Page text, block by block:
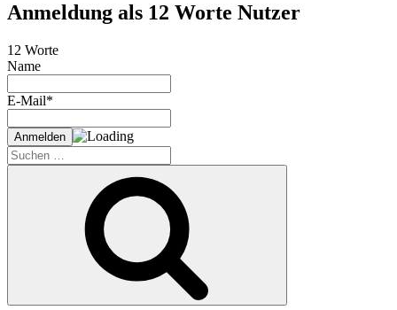
Anmeldung als 12 Worte Nutzer
12 Worte
Name
E-Mail*
Suche
nach: